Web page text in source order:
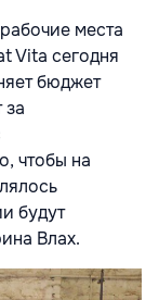
места
Vita сегодня
бюджет
за
чтобы на
будут
Влах.